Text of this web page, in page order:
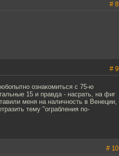
# 8
# 9
ознакомиться с 75-ю
15 и правда - насрать, на фиг
меня на наличность в Венеции,
тему "ограбления по-
# 10